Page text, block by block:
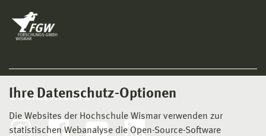
Ihre Datenschutz-Optionen
Die Websites der Hochschule Wismar verwenden zur
statistischen Webanalyse die Open-Source-Software
Social Media